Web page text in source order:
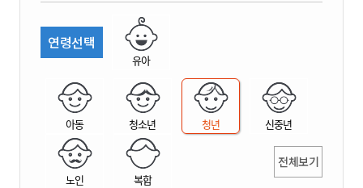
연령선택
유아
아동 청소년 청년 신중년
노인 복합
전체보기